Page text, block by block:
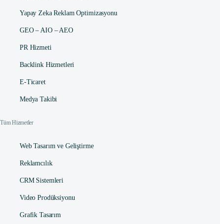
Yapay Zeka Reklam Optimizasyonu
GEO – AIO – AEO
PR Hizmeti
Backlink Hizmetleri
E-Ticaret
Medya Takibi
Tüm Hizmetler
Web Tasarım ve Geliştirme
Reklamcılık
CRM Sistemleri
Video Prodüksiyonu
Grafik Tasarım